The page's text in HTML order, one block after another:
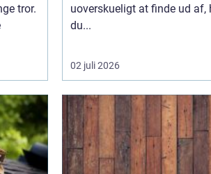
tror.
uoverskueligt at finde ud af,
du...
02 juli 2026